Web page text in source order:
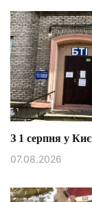
З 1 серпня у
07.08.2026